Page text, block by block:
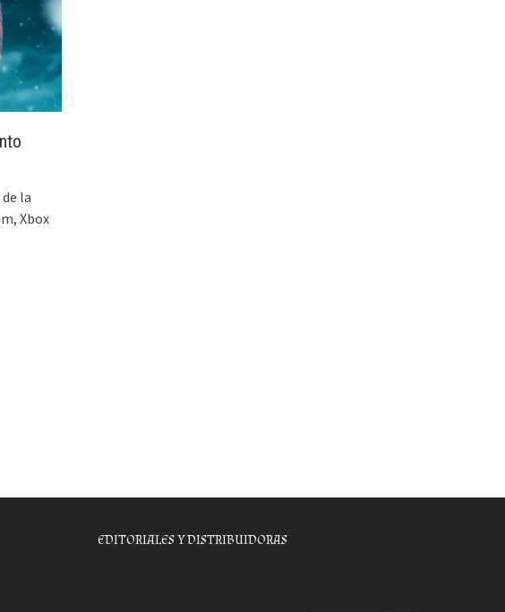
la
Xbox
EDITORIALES Y DISTRIBUIDORAS